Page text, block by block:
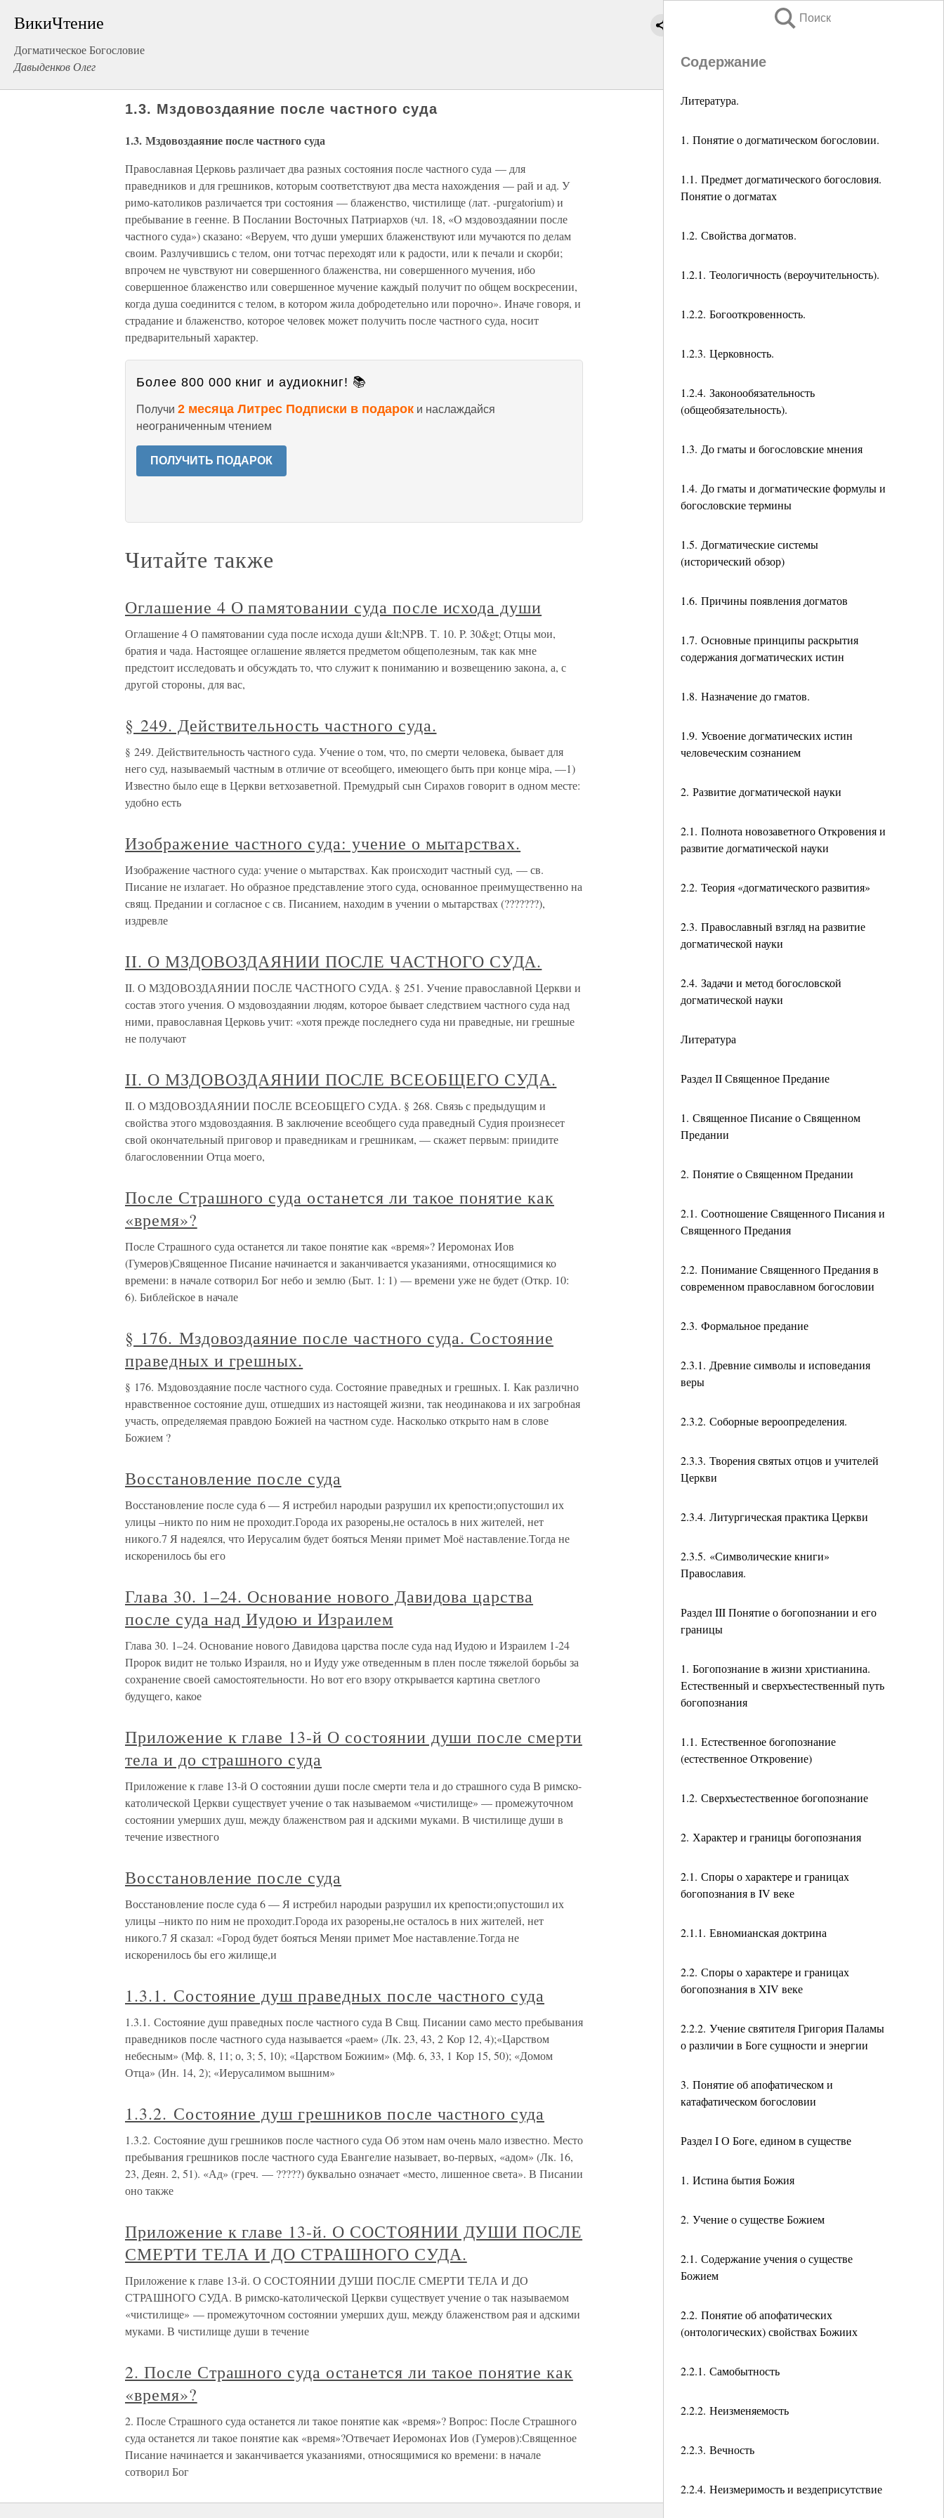
ВикиЧтение
Догматическое Богословие
Давыденков Олег
Поиск
Содержание
Литература.
1. Понятие о догматическом богословии.
1.1. Предмет догматического богословия.
Понятие о догматах
1.2. Свойства догматов.
1.2.1. Теологичность (вероучительность).
1.2.2. Богооткровенность.
1.2.3. Церковность.
1.2.4. Законообязательность
(общеобязательность).
1.3. До гматы и богословские мнения
1.4. До гматы и догматические формулы и
богословские термины
1.5. Догматические системы
(исторический обзор)
1.6. Причины появления догматов
1.7. Основные принципы раскрытия
содержания догматических истин
1.8. Назначение до гматов.
1.9. Усвоение догматических истин
человеческим сознанием
2. Развитие догматической науки
2.1. Полнота новозаветного Откровения и
развитие догматической науки
2.2. Теория «догматического развития»
2.3. Православный взгляд на развитие
догматической науки
2.4. Задачи и метод богословской
догматической науки
Литература
Раздел II Священное Предание
1. Священное Писание о Священном
Предании
2. Понятие о Священном Предании
2.1. Соотношение Священного Писания и
Священного Предания
2.2. Понимание Священного Предания в
современном православном богословии
2.3. Формальное предание
2.3.1. Древние символы и исповедания
веры
2.3.2. Соборные вероопределения.
2.3.3. Творения святых отцов и учителей
Церкви
2.3.4. Литургическая практика Церкви
2.3.5. «Символические книги»
Православия.
Раздел III Понятие о богопознании и его
границы
1. Богопознание в жизни христианина.
Естественный и сверхъестественный путь
богопознания
1.1. Естественное богопознание
(естественное Откровение)
1.2. Сверхъестественное богопознание
2. Характер и границы богопознания
2.1. Споры о характере и границах
богопознания в IV веке
2.1.1. Евномианская доктрина
2.2. Споры о характере и границах
богопознания в XIV веке
2.2.2. Учение святителя Григория Паламы
о различии в Боге сущности и энергии
3. Понятие об апофатическом и
катафатическом богословии
Раздел I О Боге, едином в существе
1. Истина бытия Божия
2. Учение о существе Божием
2.1. Содержание учения о существе
Божием
2.2. Понятие об апофатических
(онтологических) свойствах Божиих
2.2.1. Самобытность
2.2.2. Неизменяемость
2.2.3. Вечность
2.2.4. Неизмеримость и вездеприсутствие
1.3. Мздовоздаяние после частного суда
1.3. Мздовоздаяние после частного суда
Православная Церковь различает два разных состояния после частного суда — для
праведников и для грешников, которым соответствуют два места нахождения — рай и ад. У
римо-католиков различается три состояния — блаженство, чистилище (лат. -purgatorium) и
пребывание в геенне. В Послании Восточных Патриархов (чл. 18, «О мздовоздаянии после
частного суда») сказано: «Веруем, что души умерших блаженствуют или мучаются по делам
своим. Разлучившись с телом, они тотчас переходят или к радости, или к печали и скорби;
впрочем не чувствуют ни совершенного блаженства, ни совершенного мучения, ибо
совершенное блаженство или совершенное мучение каждый получит по общем воскресении,
когда душа соединится с телом, в котором жила добродетельно или порочно». Иначе говоря, и
страдание и блаженство, которое человек может получить после частного суда, носит
предварительный характер.
Более 800 000 книг и аудиокниг! 📚
Получи 2 месяца Литрес Подписки в подарок и наслаждайся
неограниченным чтением
ПОЛУЧИТЬ ПОДАРОК
Читайте также
Оглашение 4 О памятовании суда после исхода души
Оглашение 4 О памятовании суда после исхода души &lt;NPB. Т. 10. P. 30&gt; Отцы мои,
братия и чада. Настоящее оглашение является предметом общеполезным, так как мне
предстоит исследовать и обсуждать то, что служит к пониманию и возвещению закона, а, с
другой стороны, для вас,
§ 249. Действительность частного суда.
§ 249. Действительность частного суда. Учение о том, что, по смерти человека, бывает для
него суд, называемый частным в отличие от всеобщего, имеющего быть при конце міра, —1)
Известно было еще в Церкви ветхозаветной. Премудрый сын Сирахов говорит в одном месте:
удобно есть
Изображение частного суда: учение о мытарствах.
Изображение частного суда: учение о мытарствах. Как происходит частный суд, — св.
Писание не излагает. Но образное представление этого суда, основанное преимущественно на
свящ. Предании и согласное с св. Писанием, находим в учении о мытарствах (???????),
издревле
II. О МЗДОВОЗДАЯНИИ ПОСЛЕ ЧАСТНОГО СУДА.
II. О МЗДОВОЗДАЯНИИ ПОСЛЕ ЧАСТНОГО СУДА. § 251. Учение православной Церкви и
состав этого учения. О мздовоздаянии людям, которое бывает следствием частного суда над
ними, православная Церковь учит: «хотя прежде последнего суда ни праведные, ни грешные
не получают
II. О МЗДОВОЗДАЯНИИ ПОСЛЕ ВСЕОБЩЕГО СУДА.
II. О МЗДОВОЗДАЯНИИ ПОСЛЕ ВСЕОБЩЕГО СУДА. § 268. Связь с предыдущим и
свойства этого мздовоздаяния. В заключение всеобщего суда праведный Судия произнесет
свой окончательный приговор и праведникам и грешникам, — скажет первым: приидите
благословеннии Отца моего,
После Страшного суда останется ли такое понятие как
«время»?
После Страшного суда останется ли такое понятие как «время»? Иеромонах Иов
(Гумеров)Священное Писание начинается и заканчивается указаниями, относящимися ко
времени: в начале сотворил Бог небо и землю (Быт. 1: 1) — времени уже не будет (Откр. 10:
6). Библейское в начале
§ 176. Мздовоздаяние после частного суда. Состояние
праведных и грешных.
§ 176. Мздовоздаяние после частного суда. Состояние праведных и грешных. I. Как различно
нравственное состояние душ, отшедших из настоящей жизни, так неодинакова и их загробная
участь, определяемая правдою Божией на частном суде. Насколько открыто нам в слове
Божием ?
Восстановление после суда
Восстановление после суда 6 — Я истребил народыи разрушил их крепости;опустошил их
улицы –никто по ним не проходит.Города их разорены,не осталось в них жителей, нет
никого.7 Я надеялся, что Иерусалим будет бояться Меняи примет Моё наставление.Тогда не
искоренилось бы его
Глава 30. 1–24. Основание нового Давидова царства
после суда над Иудою и Израилем
Глава 30. 1–24. Основание нового Давидова царства после суда над Иудою и Израилем 1-24
Пророк видит не только Израиля, но и Иуду уже отведенным в плен после тяжелой борьбы за
сохранение своей самостоятельности. Но вот его взору открывается картина светлого
будущего, какое
Приложение к главе 13-й О состоянии души после смерти
тела и до страшного суда
Приложение к главе 13-й О состоянии души после смерти тела и до страшного суда В римско-
католической Церкви существует учение о так называемом «чистилище» — промежуточном
состоянии умерших душ, между блаженством рая и адскими муками. В чистилище души в
течение известного
Восстановление после суда
Восстановление после суда 6 — Я истребил народыи разрушил их крепости;опустошил их
улицы –никто по ним не проходит.Города их разорены,не осталось в них жителей, нет
никого.7 Я сказал: «Город будет бояться Меняи примет Мое наставление.Тогда не
искоренилось бы его жилище,и
1.3.1. Состояние душ праведных после частного суда
1.3.1. Состояние душ праведных после частного суда В Свщ. Писании само место пребывания
праведников после частного суда называется «раем» (Лк. 23, 43, 2 Кор 12, 4);«Царством
небесным» (Мф. 8, 11; о, 3; 5, 10); «Царством Божиим» (Мф. 6, 33, 1 Кор 15, 50); «Домом
Отца» (Ин. 14, 2); «Иерусалимом вышним»
1.3.2. Состояние душ грешников после частного суда
1.3.2. Состояние душ грешников после частного суда Об этом нам очень мало известно. Место
пребывания грешников после частного суда Евангелие называет, во-первых, «адом» (Лк. 16,
23, Деян. 2, 51). «Ад» (греч. — ?????) буквально означает «место, лишенное света». В Писании
оно также
Приложение к главе 13-й. О СОСТОЯНИИ ДУШИ ПОСЛЕ
СМЕРТИ ТЕЛА И ДО СТРАШНОГО СУДА.
Приложение к главе 13-й. О СОСТОЯНИИ ДУШИ ПОСЛЕ СМЕРТИ ТЕЛА И ДО
СТРАШНОГО СУДА. В римско-католической Церкви существует учение о так называемом
«чистилище» — промежуточном состоянии умерших душ, между блаженством рая и адскими
муками. В чистилище души в течение
2. После Страшного суда останется ли такое понятие как
«время»?
2. После Страшного суда останется ли такое понятие как «время»? Вопрос: После Страшного
суда останется ли такое понятие как «время»?Отвечает Иеромонах Иов (Гумеров):Священное
Писание начинается и заканчивается указаниями, относящимися ко времени: в начале
сотворил Бог